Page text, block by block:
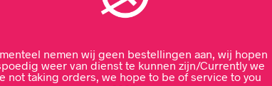
nemen wij geen bestellingen aan, wij hopen
weer van dienst te kunnen zijn/Currently we
not taking orders, we hope to be of service to you